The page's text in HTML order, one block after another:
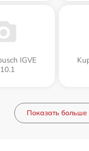
IGVE
Показать больше